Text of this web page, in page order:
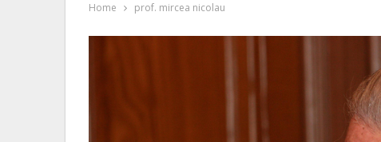
Home prof. mircea nicolau